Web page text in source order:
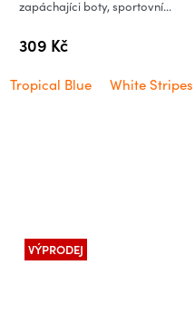
309 Kč
zapáchajíci boty, sportovní...
Tropical Blue White Stripes
VÝPRODEJ